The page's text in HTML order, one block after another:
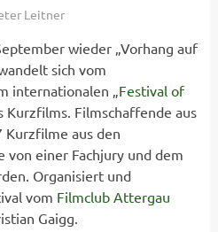
Leitner
wieder „Vorhang auf
sich vom
internationalen „Festival of
Kurzfilms. Filmschaffende aus
aus den
von einer Fachjury und dem
Organisiert und
vom Filmclub Attergau
Gaigg.